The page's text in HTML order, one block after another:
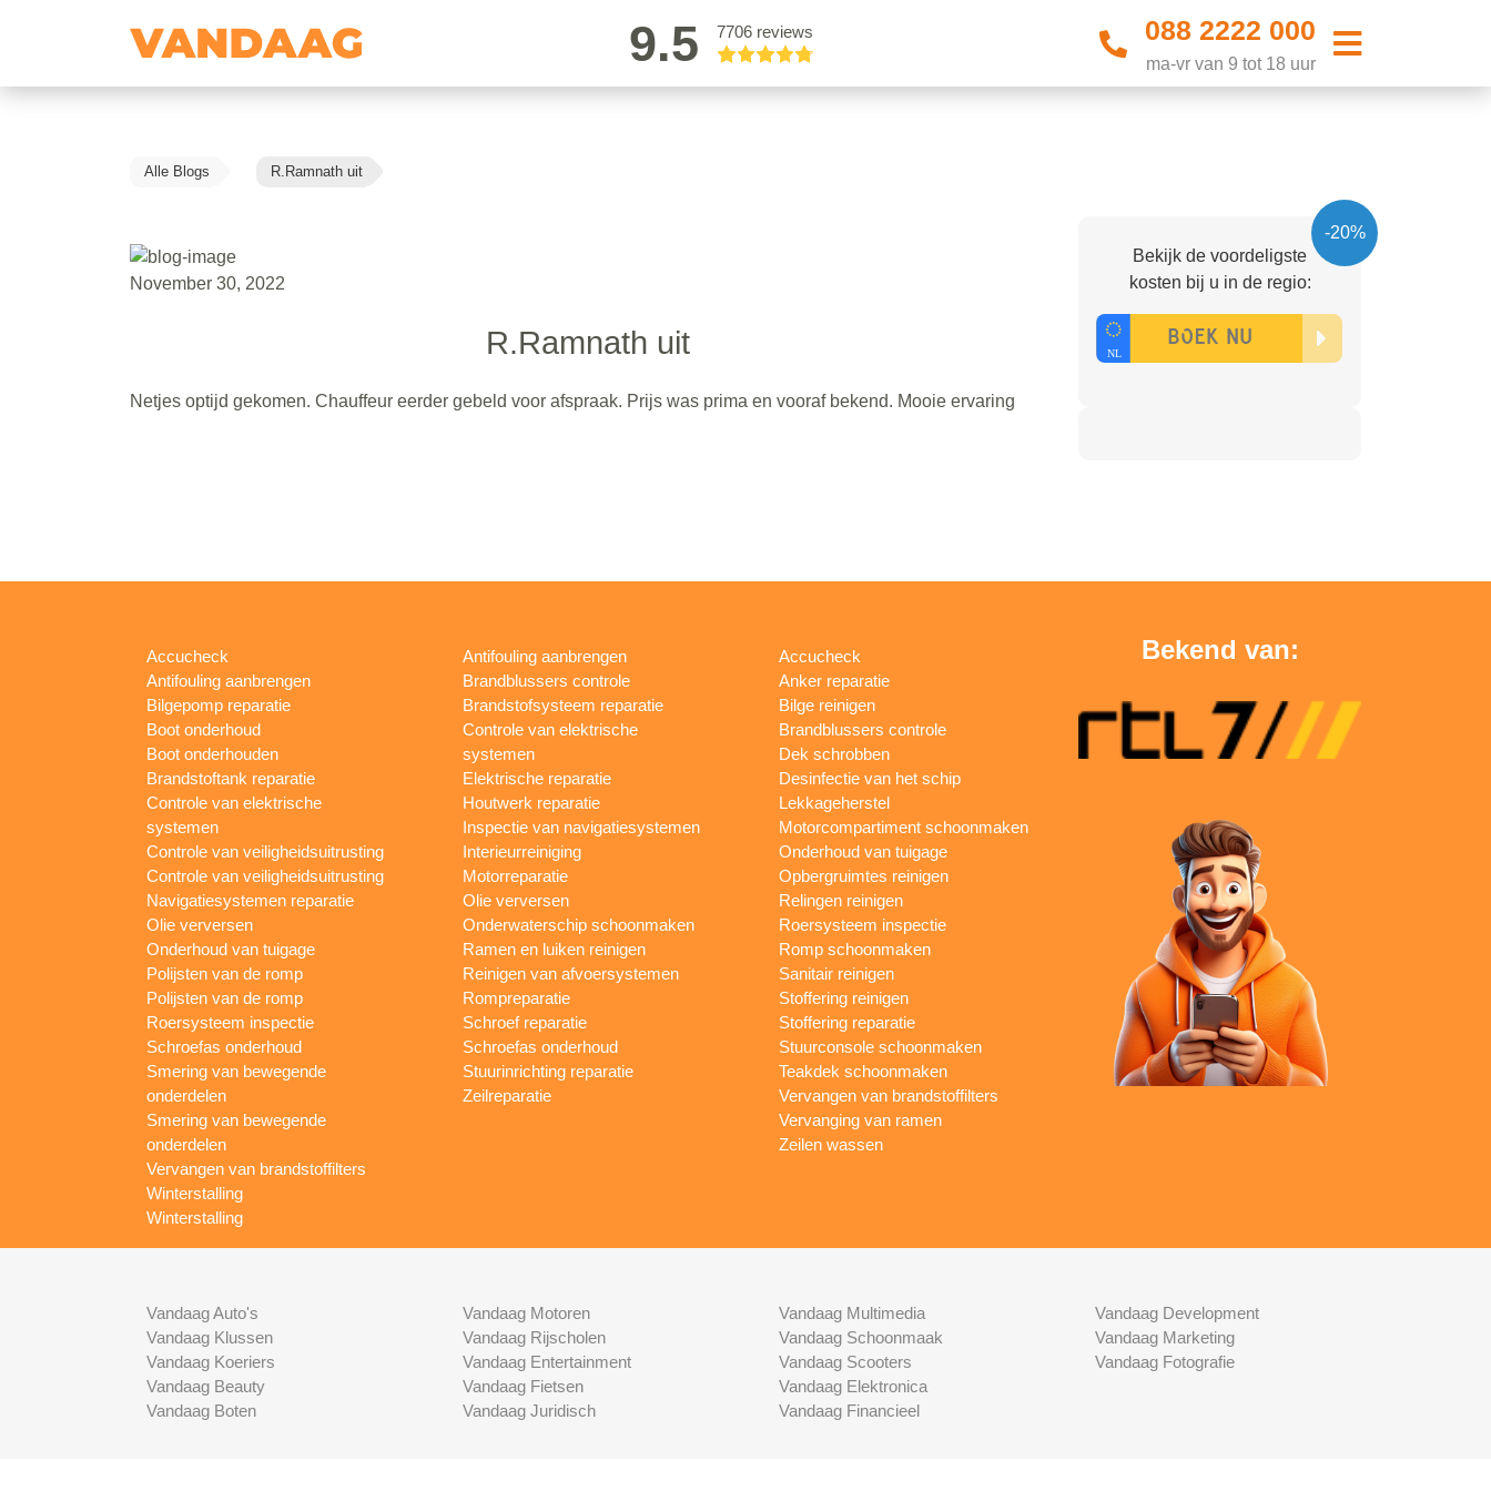
9.5 7706 reviews 088 2222 000
ma-vr van 9 tot 18 uur
Alle Blogs R.Ramnath uit
November 30, 2022
R.Ramnath uit
Netjes optijd gekomen. Chauffeur eerder gebeld voor afspraak. Prijs was prima en vooraf bekend. Mooie ervaring
-20%
Bekijk de voordeligste
kosten bij u in de regio:
Accucheck
Antifouling aanbrengen
Bilgepomp reparatie
Boot onderhoud
Boot onderhouden
Brandstoftank reparatie
Controle van elektrische
systemen
Controle van veiligheidsuitrusting
Controle van veiligheidsuitrusting
Navigatiesystemen reparatie
Olie verversen
Onderhoud van tuigage
Polijsten van de romp
Polijsten van de romp
Roersysteem inspectie
Schroefas onderhoud
Smering van bewegende
onderdelen
Smering van bewegende
onderdelen
Vervangen van brandstoffilters
Winterstalling
Winterstalling
Antifouling aanbrengen
Brandblussers controle
Brandstofsysteem reparatie
Controle van elektrische
systemen
Elektrische reparatie
Houtwerk reparatie
Inspectie van navigatiesystemen
Interieurreiniging
Motorreparatie
Olie verversen
Onderwaterschip schoonmaken
Ramen en luiken reinigen
Reinigen van afvoersystemen
Rompreparatie
Schroef reparatie
Schroefas onderhoud
Stuurinrichting reparatie
Zeilreparatie
Accucheck
Anker reparatie
Bilge reinigen
Brandblussers controle
Dek schrobben
Desinfectie van het schip
Lekkageherstel
Motorcompartiment schoonmaken
Onderhoud van tuigage
Opbergruimtes reinigen
Relingen reinigen
Roersysteem inspectie
Romp schoonmaken
Sanitair reinigen
Stoffering reinigen
Stoffering reparatie
Stuurconsole schoonmaken
Teakdek schoonmaken
Vervangen van brandstoffilters
Vervanging van ramen
Zeilen wassen
Bekend van:
Vandaag Auto's
Vandaag Klussen
Vandaag Koeriers
Vandaag Beauty
Vandaag Boten
Vandaag Motoren
Vandaag Rijscholen
Vandaag Entertainment
Vandaag Fietsen
Vandaag Juridisch
Vandaag Multimedia
Vandaag Schoonmaak
Vandaag Scooters
Vandaag Elektronica
Vandaag Financieel
Vandaag Development
Vandaag Marketing
Vandaag Fotografie